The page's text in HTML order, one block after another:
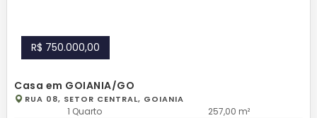
R$ 750.000,00
Casa em GOIANIA/GO
RUA 08, SETOR CENTRAL, GOIANIA
1 Quarto
257,00 m²